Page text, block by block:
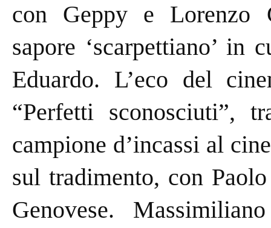
con Geppy e Lorenzo
sapore ‘scarpettiano’
Eduardo. L’eco del
“Perfetti sconosciuti”,
campione d’incassi al
sul tradimento, con
Genovese.